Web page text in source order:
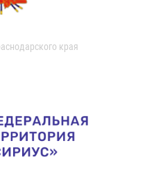
края